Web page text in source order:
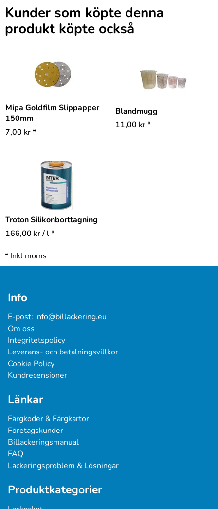
Kunder som köpte denna
produkt köpte också
Mipa Goldfilm Slippapper
150mm
7,00 kr*
Blandmugg
11,00 kr*
Troton Silikonborttagning
166,00 kr/ l *
* Inkl moms
Info
E-post: info@billackering.eu
Om oss
Integritetspolicy
Leverans- och betalningsvillkor
Cookie Policy
Kundrecensioner
Länkar
Färgkoder & Färgkartor
Företagskunder
Billackeringsmanual
FAQ
Lackeringsproblem & Lösningar
Produktkategorier